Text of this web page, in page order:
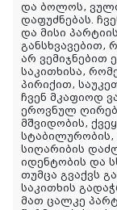
და ბოლოს,
დაფუძნებას.
და მისი
განსხვავებით,
არ ვემიჯნებით
საკითხისა,
პირიქით,
ჩვენ მკაფიოდ
ეროვნულ
მშვიდობის,
სტაბილურობის,
სიღარიბის
იდენტობის და
თუმცა გვაქვს
საკითხის
მათ ცალკე